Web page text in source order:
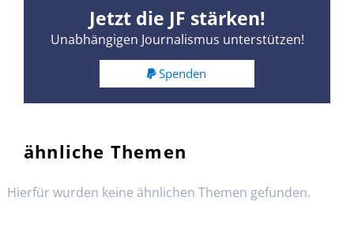
Jetzt die JF stärken!
Unabhängigen Journalismus unterstützen!
Spenden
ähnliche Themen
Hierfür wurden keine ähnlichen Themen gefunden.